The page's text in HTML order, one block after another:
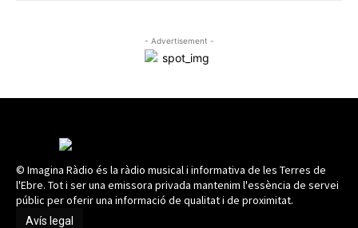
- Advertisement -
© Imagina Ràdio és la ràdio musical i informativa de les Terres de
l'Ebre. Tot i ser una emissora privada mantenim l'essència de servei
públic per oferir una informació de qualitat i de proximitat.
Avís legal